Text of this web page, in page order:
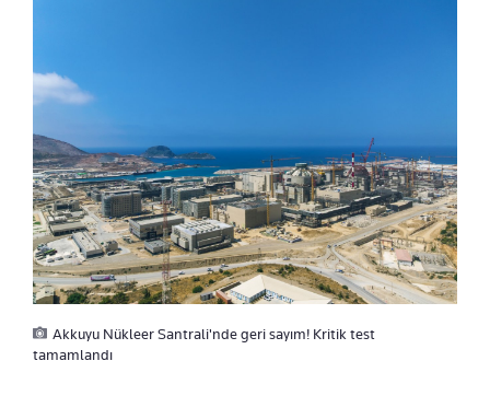
Akkuyu Nükleer Santrali'nde geri sayım! Kritik test
tamamlandı